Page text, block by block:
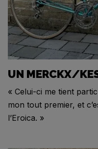
UN MERCKX/
« Celui-ci me tient
mon tout premier, et
l’Eroica. »